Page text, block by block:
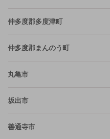
仲多度郡多度津町
仲多度郡まんのう町
丸亀市
坂出市
善通寺市